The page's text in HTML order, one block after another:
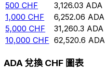
500 CHF 3,126.03 ADA
1,000 CHF 6,252.06 ADA
5,000 CHF 31,260.3 ADA
10,000 CHF 62,520.6 ADA
ADA 兌換 CHF 圖表